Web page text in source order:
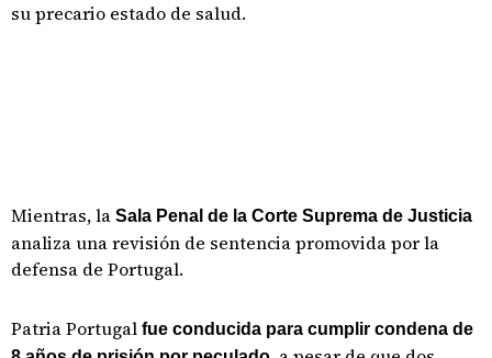
su precario estado de salud.
Mientras, la Sala Penal de la Corte Suprema de Justicia
analiza una revisión de sentencia promovida por la
defensa de Portugal.
Patria Portugal fue conducida para cumplir condena de